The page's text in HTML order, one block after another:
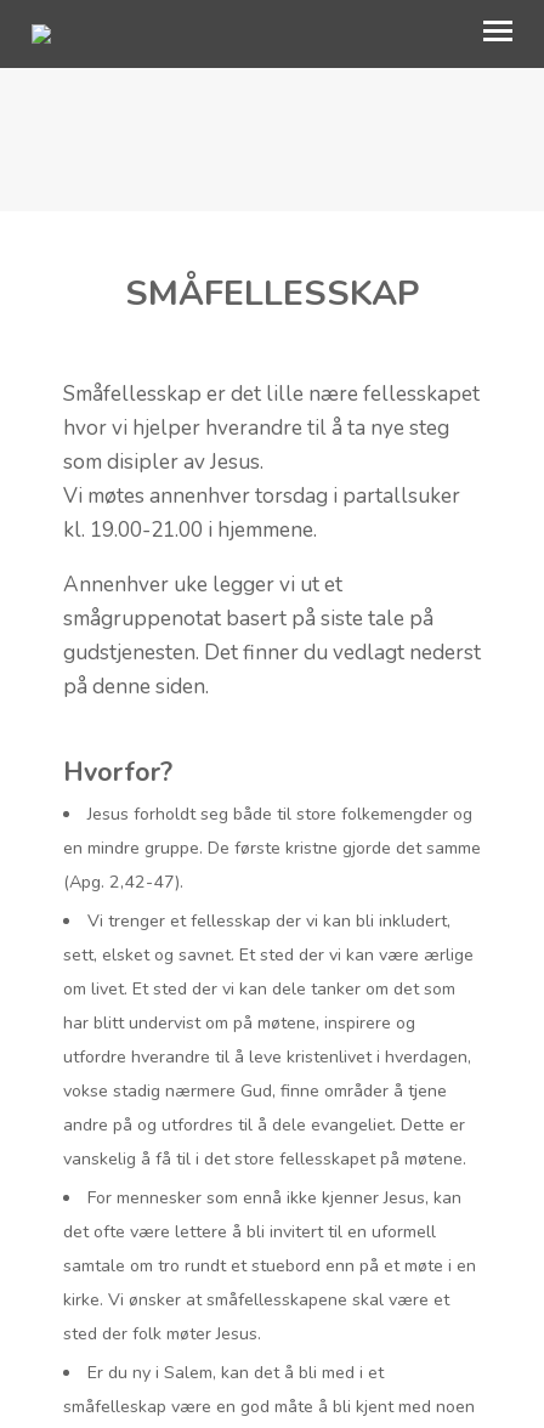
KALENDER
TALER
SMÅFELLESSKAP
Småfellesskap er det lille nære fellesskapet
hvor vi hjelper hverandre til å ta nye steg
som disipler av Jesus.
Vi møtes annenhver torsdag i partallsuker
kl. 19.00-21.00 i hjemmene.
Annenhver uke legger vi ut et
smågruppenotat basert på siste tale på
gudstjenesten. Det finner du vedlagt nederst
på denne siden.
Hvorfor?
Jesus forholdt seg både til store folkemengder og
en mindre gruppe. De første kristne gjorde det samme
(Apg. 2,42-47).
Vi trenger et fellesskap der vi kan bli inkludert,
sett, elsket og savnet. Et sted der vi kan være ærlige
om livet. Et sted der vi kan dele tanker om det som
har blitt undervist om på møtene, inspirere og
utfordre hverandre til å leve kristenlivet i hverdagen,
vokse stadig nærmere Gud, finne områder å tjene
andre på og utfordres til å dele evangeliet. Dette er
vanskelig å få til i det store fellesskapet på møtene.
For mennesker som ennå ikke kjenner Jesus, kan
det ofte være lettere å bli invitert til en uformell
samtale om tro rundt et stuebord enn på et møte i en
kirke. Vi ønsker at småfellesskapene skal være et
sted der folk møter Jesus.
Er du ny i Salem, kan det å bli med i et
småfelleskap være en god måte å bli kjent med noen